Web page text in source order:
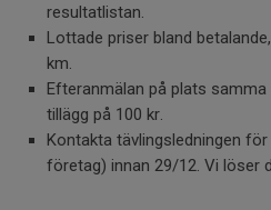
resultatlistan.
Lottade priser bland
km.
Efteranmälan på plats samma
tillägg på 100 kr.
Kontakta tävlingsledningen
företag) innan 29/12. Vi löser